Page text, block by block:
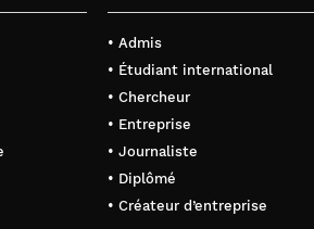
• Admis
• Étudiant international
• Chercheur
• Entreprise
• Journaliste
• Diplômé
• Créateur d’entreprise